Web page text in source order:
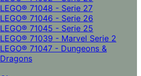
LEGO® 71048 - Serie 27
LEGO® 71046 - Serie 26
LEGO® 71045 - Serie 25
LEGO® 71039 - Marvel Serie 2
LEGO® 71047 - Dungeons &
Dragons